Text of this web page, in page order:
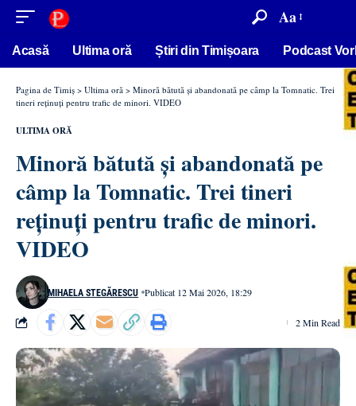
conținut Aa
Acasă Ultima oră Știri din Timișoara Podcast
Pagina de Timiș > Ultima oră > Minoră bătută și abandonată pe câmp la Tomnatic. Trei
tineri reținuți pentru trafic de minori. VIDEO
ULTIMA ORĂ
Minoră bătută și abandonată pe
câmp la Tomnatic. Trei tineri
reținuți pentru trafic de minori.
VIDEO
MIHAELA STEGĂRESCU Publicat 12 Mai 2026, 18:29
2 Min Read